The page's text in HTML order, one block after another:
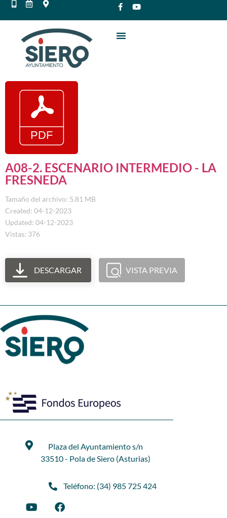
A08-2. ESCENARIO INTERMEDIO - LA
FRESNEDA
Tamaño del archivo: 5.81 MB
Created: 04-12-2023
Updated: 04-12-2023
Vistas: 376
DESCARGAR VISTA PREVIA
Plaza del Ayuntamiento s/n
33510 - Pola de Siero (Asturias)
Teléfono: (34) 985 725 424